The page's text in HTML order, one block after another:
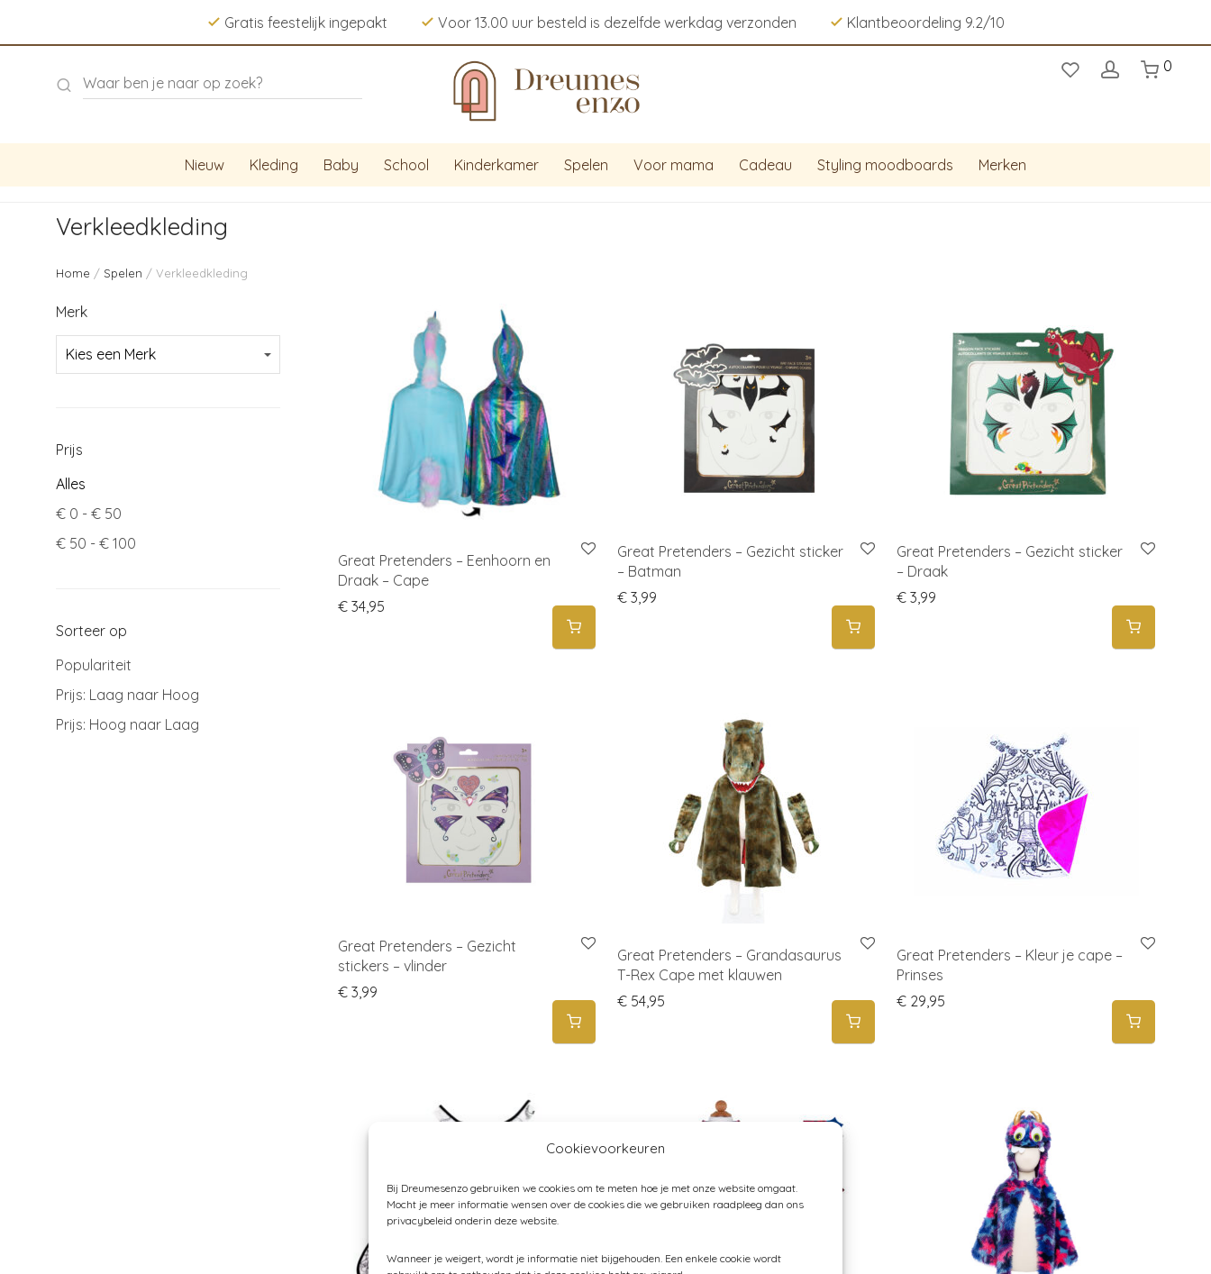
Cookievoorkeuren
Bij Dreumesenzo gebruiken we cookies om te meten hoe je met onze website omgaat.
Mocht je meer informatie wensen over de cookies die we gebruiken raadpleeg dan ons
privacybeleid onderin deze website.
Wanneer je weigert, wordt je informatie niet bijgehouden. Een enkele cookie wordt
Gratis feestelijk ingepakt Voor 13.00 uur besteld is dezelfde werkdag verzonden Klantbeoordeling 9.2/10
0
Nieuw Kleding Baby School Kinderkamer Spelen Voor mama Cadeau Styling moodboards Merken
Verkleedkleding
Home / Spelen / Verkleedkleding
Merk
Prijs
Alles
€ 0 - € 50
€ 50 - € 100
Sorteer op
Populariteit
Prijs: Laag naar Hoog
Prijs: Hoog naar Laag
Great Pretenders – Eenhoorn en
Draak – Cape
€34,95
Great Pretenders – Gezicht sticker
– Batman
€3,99
Great Pretenders – Gezicht sticker
– Draak
€ 3,99
Great Pretenders – Gezicht
stickers – vlinder
€3,99
Great Pretenders – Grandasaurus
T-Rex Cape met klauwen
€54,95
Great Pretenders – Kleur je cape –
Prinses
€ 29,95